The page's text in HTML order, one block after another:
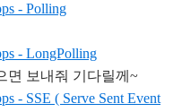
- Polling
- LongPolling
면 보내줘 기다릴께~
- SSE ( Serve Sent Event